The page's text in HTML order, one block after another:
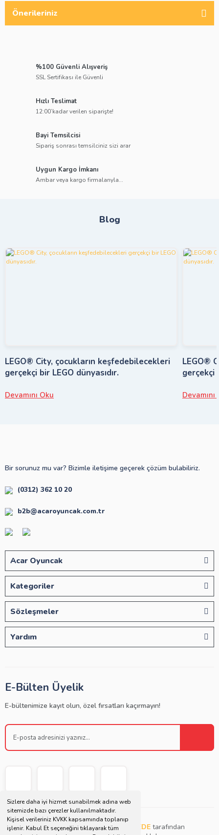
Sizlere daha iyi hizmet sunabilmek adına web
sitemizde bazı çerezler kullanılmaktadır.
Kişisel verileriniz KVKK kapsamında toplanıp
işlenir. Kabul Et seçeneğini tıklayarak tüm
Önerileriniz
%100 Güvenli Alışveriş
SSL Sertifikası ile Güvenli
Hızlı Teslimat
12:00’kadar verilen siparişte!
Bayi Temsilcisi
Sipariş sonrası temsilciniz sizi arar
Uygun Kargo İmkanı
Ambar veya kargo firmalarıyla...
Blog
LEGO® City, çocukların keşfedebilecekleri
gerçekçi bir LEGO dünyasıdır.
Devamını Oku
LEGO®
gerçekçi
Devamını
Bir sorunuz mu var? Bizimle iletişime geçerek çözüm bulabiliriz.
(0312) 362 10 20
b2b@acaroyuncak.com.tr
Acar Oyuncak
Kategoriler
Sözleşmeler
Yardım
E-Bülten Üyelik
E-bültenimize kayıt olun, özel fırsatları kaçırmayın!
Copyright © 2021 | Bu websitesiMüjdat DEDE tarafından